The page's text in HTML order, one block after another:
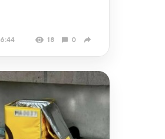
18 0